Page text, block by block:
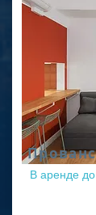
В аренде